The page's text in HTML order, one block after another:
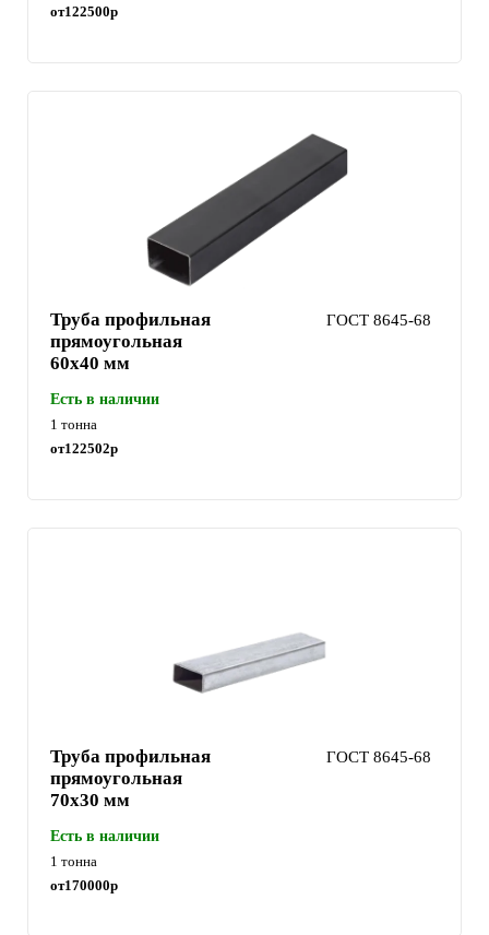
от122500р
Труба профильная
прямоугольная
60х40 мм
ГОСТ 8645-68
Есть в наличии
1 тонна
от122502р
Труба профильная
прямоугольная
70х30 мм
ГОСТ 8645-68
Есть в наличии
1 тонна
от170000р